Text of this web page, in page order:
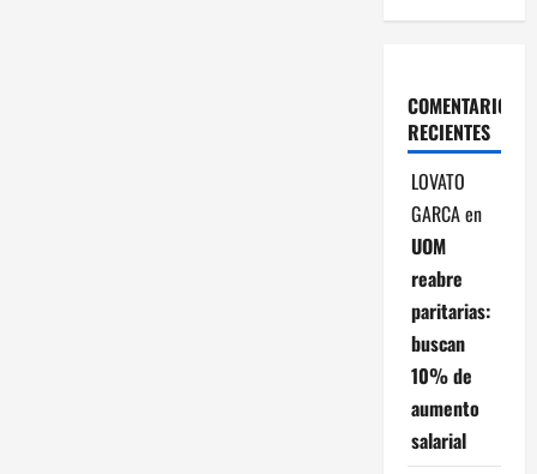
COMENTARIOS
RECIENTES
LOVATO
GARCAen
UOM
reabre
paritarias:
buscan
10% de
aumento
salarial